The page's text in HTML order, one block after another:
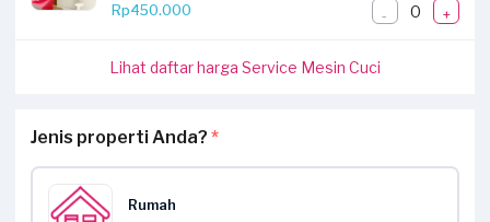
Rp450.000
- 0 +
Lihat daftar harga Service Mesin Cuci
Jenis properti Anda? *
Rumah